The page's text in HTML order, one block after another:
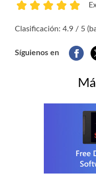
Clasificación: 4.9 / 5
Síguienos en